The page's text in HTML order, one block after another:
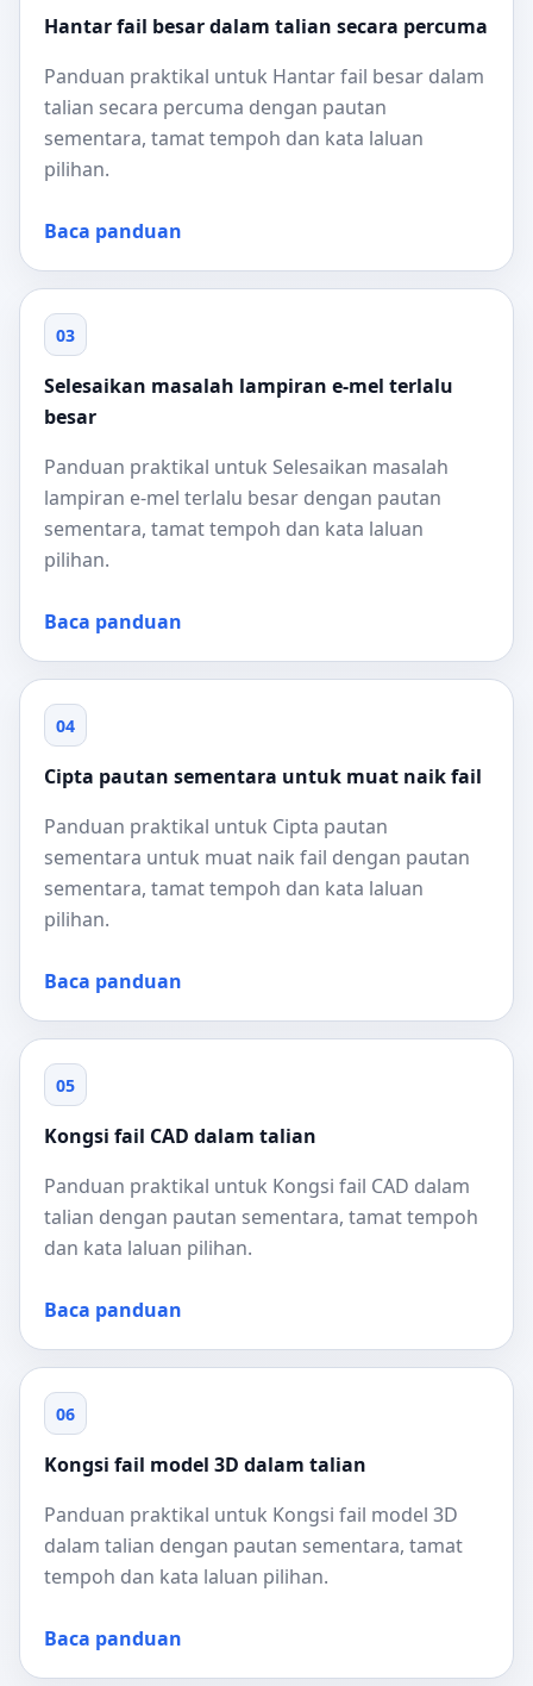
Hantar fail besar dalam talian secara percuma
Panduan praktikal untuk Hantar fail besar dalam
talian secara percuma dengan pautan
sementara, tamat tempoh dan kata laluan
pilihan.
Baca panduan
03
Selesaikan masalah lampiran e-mel terlalu
besar
Panduan praktikal untuk Selesaikan masalah
lampiran e-mel terlalu besar dengan pautan
sementara, tamat tempoh dan kata laluan
pilihan.
Baca panduan
04
Cipta pautan sementara untuk muat naik fail
Panduan praktikal untuk Cipta pautan
sementara untuk muat naik fail dengan pautan
sementara, tamat tempoh dan kata laluan
pilihan.
Baca panduan
05
Kongsi fail CAD dalam talian
Panduan praktikal untuk Kongsi fail CAD dalam
talian dengan pautan sementara, tamat tempoh
dan kata laluan pilihan.
Baca panduan
06
Kongsi fail model 3D dalam talian
Panduan praktikal untuk Kongsi fail model 3D
dalam talian dengan pautan sementara, tamat
tempoh dan kata laluan pilihan.
Baca panduan